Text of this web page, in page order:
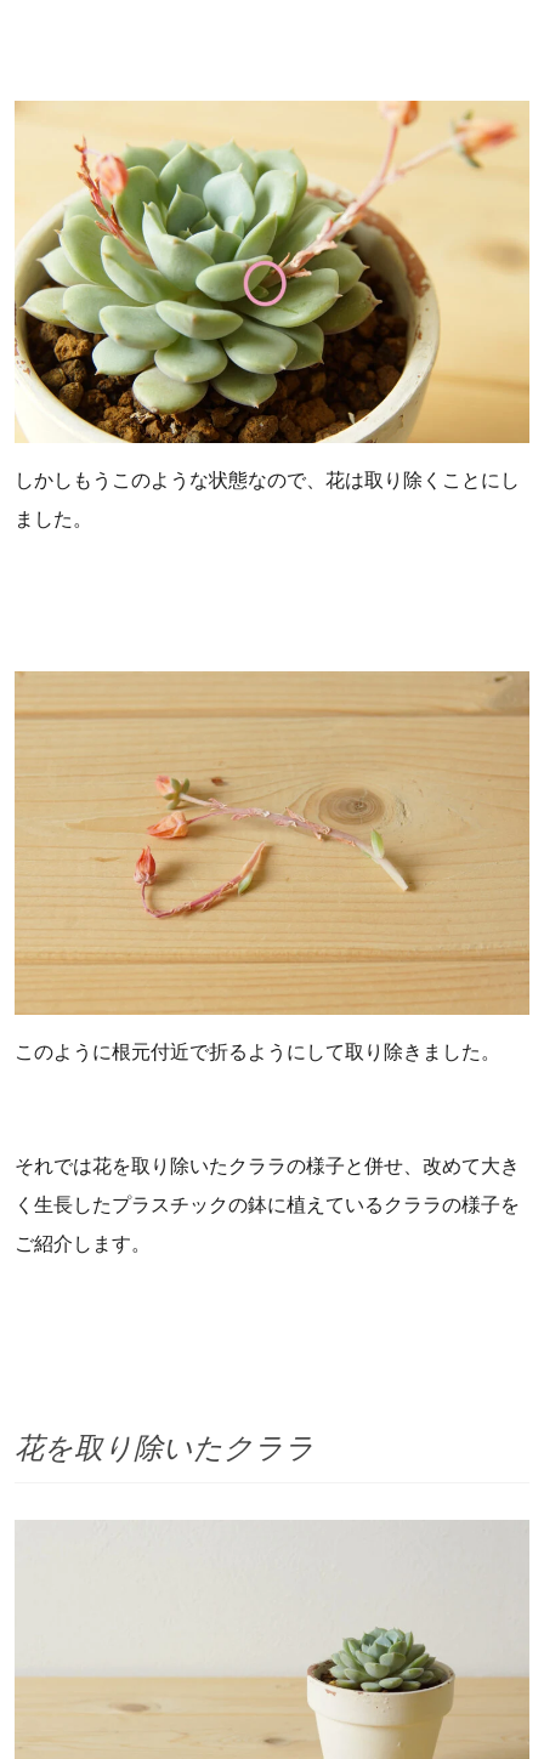
しかしもうこのような状態なので、花は取り除くことにし
ました。
このように根元付近で折るようにして取り除きました。
それでは花を取り除いたクララの様子と併せ、改めて大き
く生長したプラスチックの鉢に植えているクララの様子を
ご紹介します。
花を取り除いたクララ